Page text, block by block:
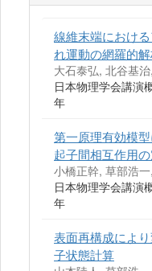
線維末端におけ
れ運動の網羅的
大石泰弘, 北谷基
日本物理学会講演
年
第一原理有効模
起子間相互作用
小橋正幹, 草部浩
日本物理学会講演
年
表面再構成によ
子状態計算